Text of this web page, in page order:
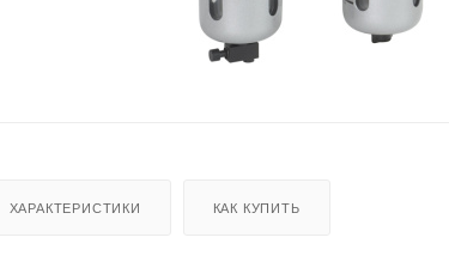
ХАРАКТЕРИСТИКИ КАК КУПИТЬ